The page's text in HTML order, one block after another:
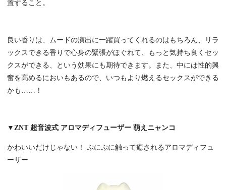
置すること。
良い香りは、ムードの演出に一躍買ってくれるのはもちろん、リラ
ックスできる香りで心身の緊張がほぐれて、もっと気持ち良くセッ
クスができる、という効果にも期待できます。また、中には性的興
奮を高めるにおいもあるので、いつもより燃えるセックスができる
かも……！
▼ZNT 超音波式 アロマディフューザー 萌えニャンコ
かわいいだけじゃない！ ぷにぷに触って癒されるアロマディフュ
ーザー